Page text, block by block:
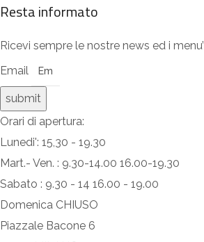
Resta informato
Ricevi sempre le nostre news ed i menu’
Email
submit
Orari di apertura:
Lunedi': 15,30 - 19.30
Mart.- Ven. : 9.30-14.00 16.00-19.30
Sabato : 9.30 - 14 16.00 - 19.00
Domenica CHIUSO
Piazzale Bacone 6